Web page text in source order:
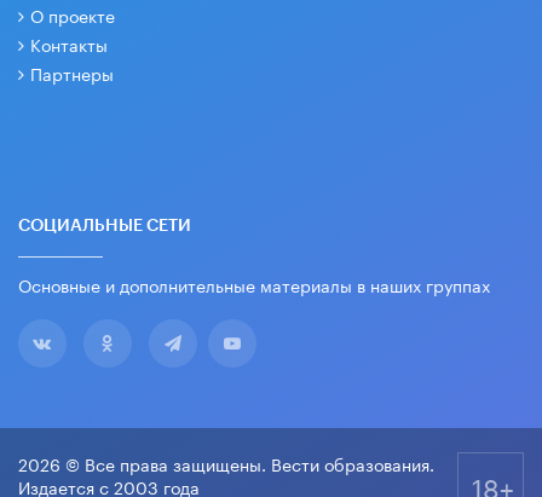
О проекте
Контакты
Партнеры
СОЦИАЛЬНЫЕ СЕТИ
Основные и дополнительные материалы в наших группах
2026 © Все права защищены. Вести образования.
Издается с 2003 года
18+